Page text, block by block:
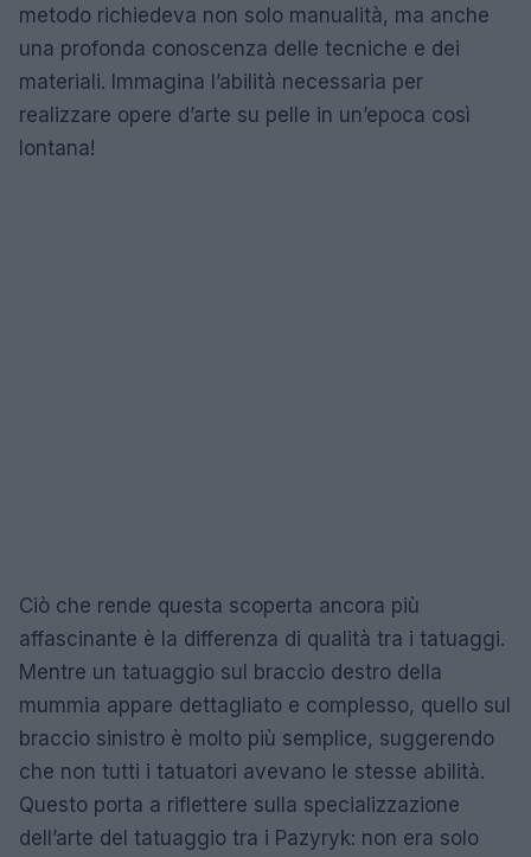
metodo richiedeva non solo manualità, ma anche
una profonda conoscenza delle tecniche e dei
materiali. Immagina l’abilità necessaria per
realizzare opere d’arte su pelle in un’epoca così
lontana!
Ciò che rende questa scoperta ancora più
affascinante è la differenza di qualità tra i tatuaggi.
Mentre un tatuaggio sul braccio destro della
mummia appare dettagliato e complesso, quello sul
braccio sinistro è molto più semplice, suggerendo
che non tutti i tatuatori avevano le stesse abilità.
Questo porta a riflettere sulla specializzazione
dell’arte del tatuaggio tra i Pazyryk: non era solo